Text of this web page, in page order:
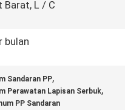
Barat, L / C
bulan
Sandaran PP,
Perawatan Lapisan Serbuk,
PP Sandaran